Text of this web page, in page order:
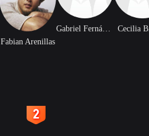
Fabian Arenillas
Gabriel Fernández Capello Cecilia